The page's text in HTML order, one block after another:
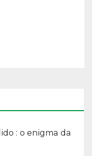
: o enigma da